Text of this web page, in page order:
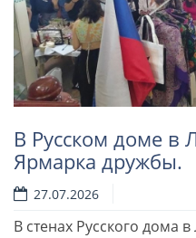
В Русском доме в
Ярмарка дружбы.
27.07.2026
В стенах Русского дома